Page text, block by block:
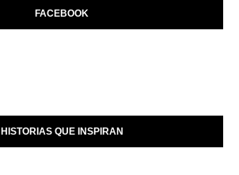
FACEBOOK
HISTORIAS QUE INSPIRAN